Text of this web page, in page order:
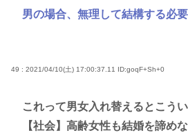
男の場合、無理して結構する必要
49 : 2021/04/10(土) 17:00:37.11 ID:goqF+Sh+0
これって男女入れ替えるとこう
【社会】高齢女性も結婚を諦め